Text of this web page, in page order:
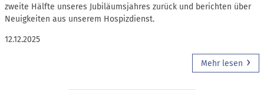
zweite Hälfte unseres Jubiläumsjahres zurück und berichten über
Neuigkeiten aus unserem Hospizdienst.
12.12.2025
Mehr lesen